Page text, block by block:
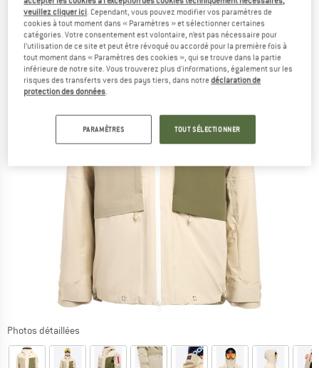
Photos détaillées
veuillez cliquer ici. Cependant, vous pouvez modifier vos paramètres de
cookies à tout moment dans « Paramètres » et sélectionner certaines
catégories. Votre consentement est volontaire, n’est pas nécessaire pour
l’utilisation de ce site et peut être révoqué ou accordé pour la première fois à
tout moment dans « Paramètres des cookies », qui se trouve dans la partie
inférieure de notre site. Vous trouverez plus d'informations, également sur les
risques des transferts vers des pays tiers, dans notredéclaration de
protection des données.
PARAMÈTRES TOUT SÉLECTIONNER